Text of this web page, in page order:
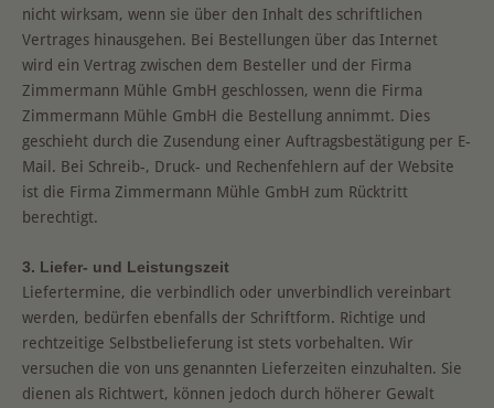
nicht wirksam, wenn sie über den Inhalt des schriftlichen
Vertrages hinausgehen. Bei Bestellungen über das Internet
wird ein Vertrag zwischen dem Besteller und der Firma
Zimmermann Mühle GmbH geschlossen, wenn die Firma
Zimmermann Mühle GmbH die Bestellung annimmt. Dies
geschieht durch die Zusendung einer Auftragsbestätigung per E-
Mail. Bei Schreib-, Druck- und Rechenfehlern auf der Website
ist die Firma Zimmermann Mühle GmbH zum Rücktritt
berechtigt.
3. Liefer- und Leistungszeit
Liefertermine, die verbindlich oder unverbindlich vereinbart
werden, bedürfen ebenfalls der Schriftform. Richtige und
rechtzeitige Selbstbelieferung ist stets vorbehalten. Wir
versuchen die von uns genannten Lieferzeiten einzuhalten. Sie
dienen als Richtwert, können jedoch durch höherer Gewalt